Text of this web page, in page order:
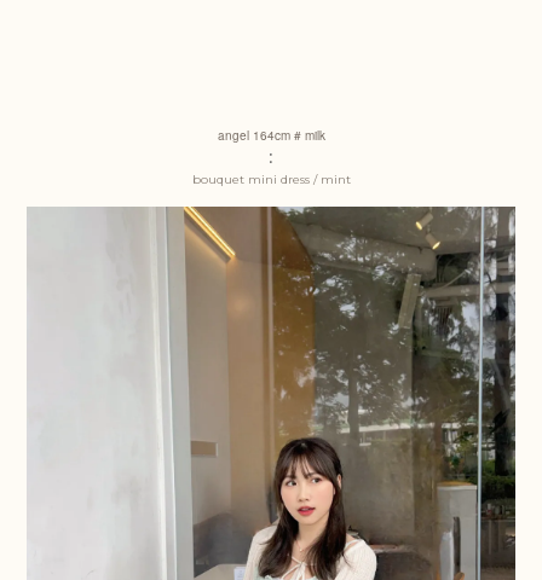
angel164cm # milk
:
bouquet mini dress / mint